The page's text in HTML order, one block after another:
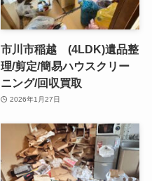
市川市稲越 (4LDK)遺品整
理/剪定/簡易ハウスクリー
ニング/回収買取
2026年1月27日